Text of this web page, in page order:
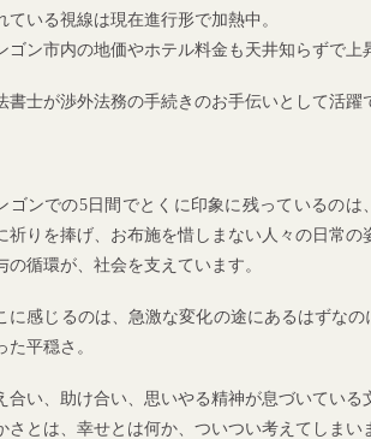
ている視線は現在進行形で加熱中。
ゴン市内の地価やホテル料金も天井知らずで上
書士が渉外法務の手続きのお手伝いとして活
ゴンでの5日間でとくに印象に残っているの
祈りを捧げ、お布施を惜しまない人々の日常の
の循環が、社会を支えています。
に感じるのは、急激な変化の途にあるはずな
た平穏さ。
合い、助け合い、思いやる精神が息づいている
さとは、幸せとは何か、ついつい考えてしまい